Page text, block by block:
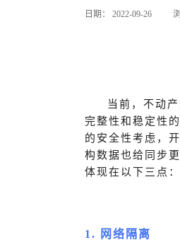
日期： 2022-09-26
当前，不动
完整性和稳定性
的安全性考虑，
构数据也给同步
体现在以下三点：
1. 网络隔离